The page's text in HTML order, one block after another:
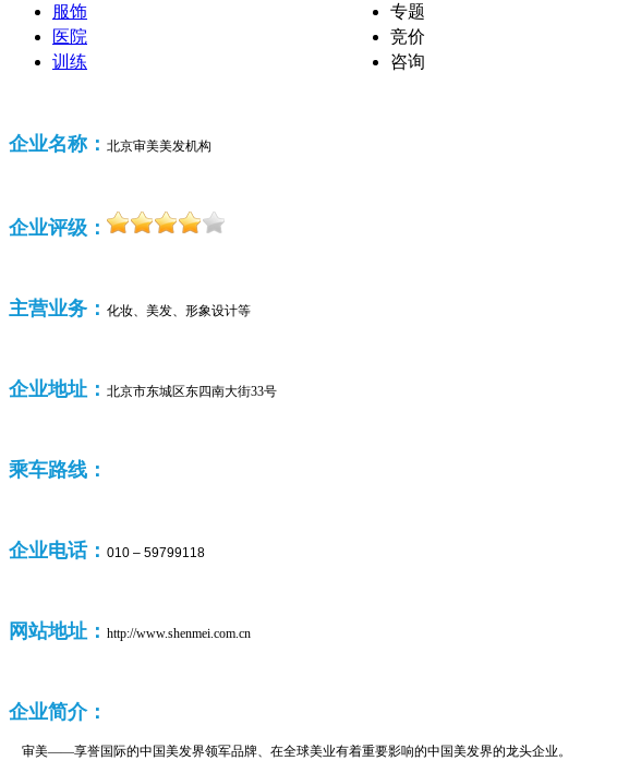
服饰
医院
训练
专题
竞价
咨询
企业名称： 北京审美美发机构
企业评级：
主营业务： 化妆、美发、形象设计等
企业地址： 北京市东城区东四南大街33号
乘车路线：
企业电话： 010 – 59799118
网站地址： http://www.shenmei.com.cn
企业简介：
审美——享誉国际的中国美发界领军品牌、在全球美业有着重要影响的中国美发界的龙头企业。